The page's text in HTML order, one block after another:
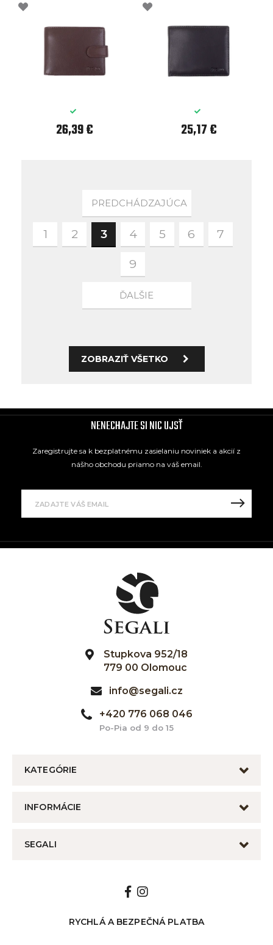
26,39 € 25,17 €
PREDCHÁDZAJÚCA
1 2 3 4 5 6 7
9
ĎALŠIE
ZOBRAZIŤ VŠETKO
NENECHAJTE SI NIC UJSŤ
Zaregistrujte sa k bezplatnému zasielaniu noviniek a akcií z
nášho obchodu priamo na váš email.
Stupkova 952/18
779 00 Olomouc
info@segali.cz
+420 776 068 046
Po-Pia od 9 do 15
KATEGÓRIE
INFORMÁCIE
SEGALI
RYCHLÁ A BEZPEČNÁ PLATBA